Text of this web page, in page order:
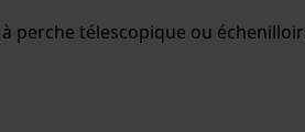
perche télescopique ou